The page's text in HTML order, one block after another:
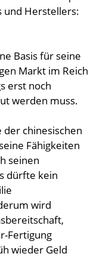
und Herstellers:
Basis für seine
Markt im Reich
erst noch
werden muss.
der chinesischen
Fähigkeiten
seinen
dürfte kein
wird
Fertigung
wieder Geld